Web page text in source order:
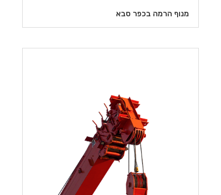
מנוף הרמה בכפר סבא